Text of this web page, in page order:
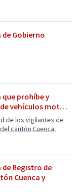
de Gobierno
que prohíbe y
vehículos mot…
de los vigilantes de
cantón Cuenca.
de Registro de
Cuenca y